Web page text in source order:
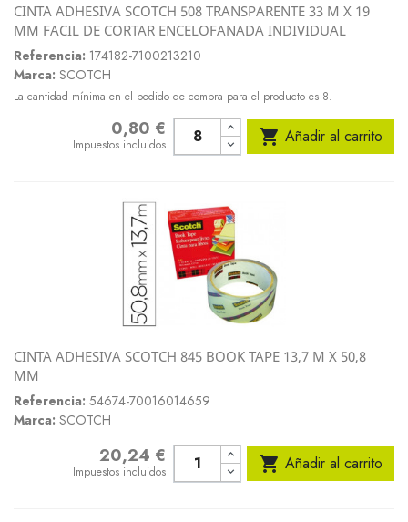
CINTA ADHESIVA SCOTCH 508 TRANSPARENTE 33 M X 19
MM FACIL DE CORTAR ENCELOFANADA INDIVIDUAL
Referencia: 174182-7100213210
Marca: SCOTCH
La cantidad mínima en el pedido de compra para el producto es 8.
0,80 €
Impuestos incluidos  Añadir al carrito
CINTA ADHESIVA SCOTCH 845 BOOK TAPE 13,7 M X 50,8
MM
Referencia: 54674-70016014659
Marca: SCOTCH
Precio20,24 €
Impuestos incluidos  Añadir al carrito